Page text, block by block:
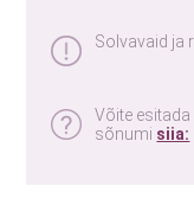
Solvavaid ja
Võite
sõnumi siia: